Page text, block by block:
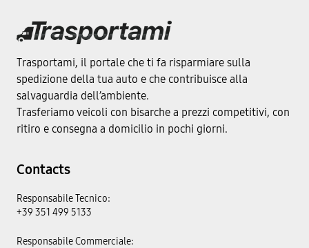
Trasportami, il portale che ti fa risparmiare sulla
spedizione della tua auto e che contribuisce alla
salvaguardia dell’ambiente.
Trasferiamo veicoli con bisarche a prezzi competitivi, con
ritiro e consegna a domicilio in pochi giorni.
Contacts
Responsabile Tecnico:
+39 351 499 5133
Responsabile Commerciale: